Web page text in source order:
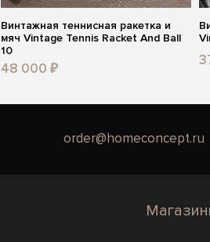
Винтажная теннисная ракетка и
мяч Vintage Tennis Racket And Ball
10
48 000 ₽
order@homeconcept.ru